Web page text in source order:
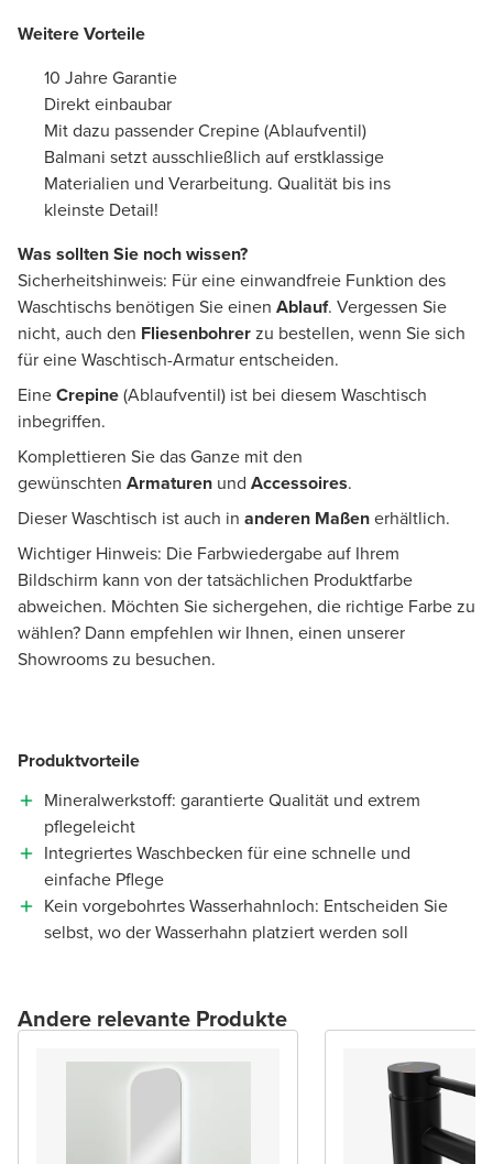
Weitere Vorteile
10 Jahre Garantie
Direkt einbaubar
Mit dazu passender Crepine (Ablaufventil)
Balmani setzt ausschließlich auf erstklassige
Materialien und Verarbeitung. Qualität bis ins
kleinste Detail!
Was sollten Sie noch wissen?
Sicherheitshinweis: Für eine einwandfreie Funktion des
Waschtischs benötigen Sie einen Ablauf. Vergessen Sie
nicht, auch den Fliesenbohrerzu bestellen, wenn Sie sich
für eine Waschtisch-Armatur entscheiden.
EineCrepine(Ablaufventil) ist bei diesem Waschtisch
inbegriffen.
Komplettieren Sie das Ganze mit den
gewünschten Armaturen und Accessoires.
Dieser Waschtisch ist auch in anderen Maßenerhältlich.
Wichtiger Hinweis: Die Farbwiedergabe auf Ihrem
Bildschirm kann von der tatsächlichen Produktfarbe
abweichen. Möchten Sie sichergehen, die richtige Farbe zu
wählen? Dann empfehlen wir Ihnen, einen unserer
Showrooms zu besuchen.
Produktvorteile
Mineralwerkstoff: garantierte Qualität und extrem
pflegeleicht
Integriertes Waschbecken für eine schnelle und
einfache Pflege
Kein vorgebohrtes Wasserhahnloch: Entscheiden Sie
selbst, wo der Wasserhahn platziert werden soll
Andere relevante Produkte